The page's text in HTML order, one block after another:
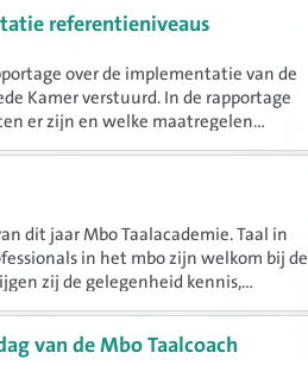
referentieniveaus
over de implementatie van de
Kamer verstuurd. In de rapportage
er zijn en welke maatregelen...
dit jaar Mbo Taalacademie. Taal in
in het mbo zijn welkom bij de
zij de gelegenheid kennis,...
van de Mbo Taalcoach